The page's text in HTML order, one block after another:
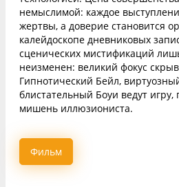
немыслимой: каждое
жертвы, а доверие становится
калейдоскопе дневниковых
сценических мистификаций
неизменен: великий фокус
Гипнотический Бейл,
блистательный Боуи ведут игру,
мишень иллюзиониста.
Фильм